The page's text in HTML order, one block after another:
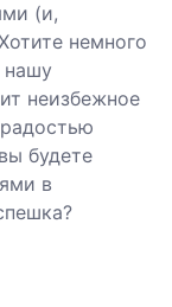
(и,
немного
нашу
неизбежное
будете
в